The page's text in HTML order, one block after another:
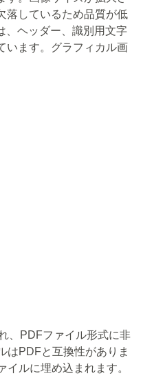
落しているため品質が低
、ヘッダー、識別用文字
います。グラフィカル画
、PDFファイル形式に非
はPDFと互換性がありま
ルに埋め込まれます。